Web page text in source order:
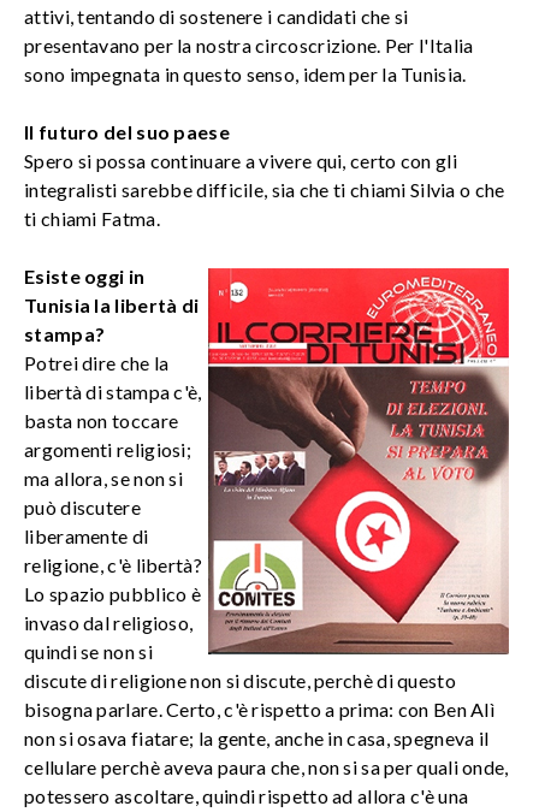
attivi, tentando di sostenere i candidati che si
presentavano per la nostra circoscrizione. Per l'Italia
sono impegnata in questo senso, idem per la Tunisia.
Il futuro del suo paese
Spero si possa continuare a vivere qui, certo con gli
integralisti sarebbe difficile, sia che ti chiami Silvia o che
ti chiami Fatma.
Esiste oggi in
Tunisia la libertà di
stampa?
Potrei dire che la
libertà di stampa c'è,
basta non toccare
argomenti religiosi;
ma allora, se non si
può discutere
liberamente di
religione, c'è libertà?
Lo spazio pubblico è
invaso dal religioso,
quindi se non si
discute di religione non si discute, perchè di questo
bisogna parlare. Certo, c'è rispetto a prima: con Ben Alì
non si osava fiatare; la gente, anche in casa, spegneva il
cellulare perchè aveva paura che, non si sa per quali onde,
potessero ascoltare, quindi rispetto ad allora c'è una